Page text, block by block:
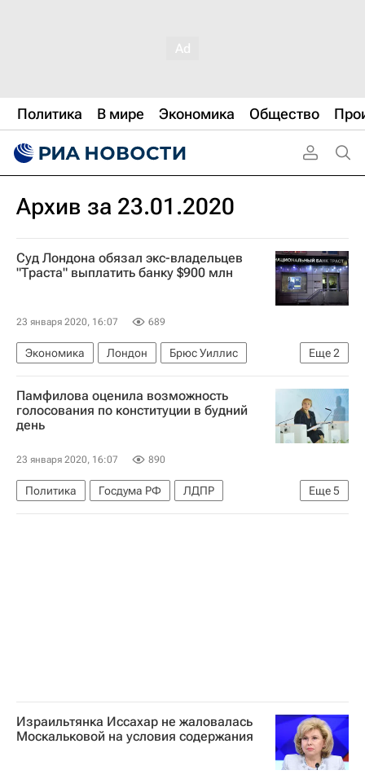
Политика В мире Экономика Общество
Архив за 23.01.2020
Суд Лондона обязал экс-владельцев
"Траста" выплатить банку $900 млн
23 января 2020, 16:07 689
Еще2
Экономика Лондон
Брюс Уиллис
ТРАСТ
Россия
Памфилова оценила возможность
голосования по конституции в будний
день
23 января 2020, 16:07 890
Еще5
Политика Госдума РФ
ЛДПР
Конституция РФ
Ярослав Нилов
Израильтянка Иссахар не жаловалась
Москальковой на условия содержания